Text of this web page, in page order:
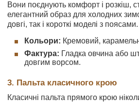
Вони поєднують комфорт і розкіш,
елегантний образ для холодних
довгі, так і короткі моделі з поясами.
Кольори: Кремовий,
Фактура: Гладка овчина або
довгим ворсом.
3. Пальта класичного крою
Класичні пальта прямого крою